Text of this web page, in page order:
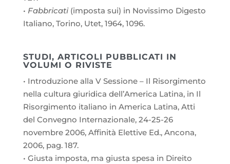
• Fabbricati(imposta sui) in Novissimo Digesto
Italiano, Torino, Utet, 1964, 1096.
STUDI, ARTICOLI PUBBLICATI IN
VOLUMI O RIVISTE
• Introduzione alla V Sessione – Il Risorgimento
nella cultura giuridica dell’America Latina, in Il
Risorgimento italiano in America Latina, Atti
del Convegno Internazionale, 24-25-26
novembre 2006, Affinità Elettive Ed., Ancona,
2006, pag. 187.
• Giusta imposta, ma giusta spesa in Direito